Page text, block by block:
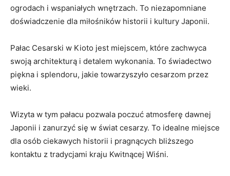
ogrodach‌ i wspaniałych wnętrzach. To​ niezapomniane
doświadczenie dla miłośników historii i kultury Japonii.
Pałac Cesarski w Kioto jest miejscem, które zachwyca‌
swoją architekturą i detalem​ wykonania. To świadectwo
piękna i splendoru, jakie towarzyszyło cesarzom przez
wieki.
Wizyta w tym pałacu pozwala poczuć atmosferę‍ dawnej
Japonii i zanurzyć się w świat ⁢cesarzy. To​ idealne miejsce
dla osób ciekawych historii i pragnących bliższego
kontaktu z tradycjami kraju Kwitnącej Wiśni.